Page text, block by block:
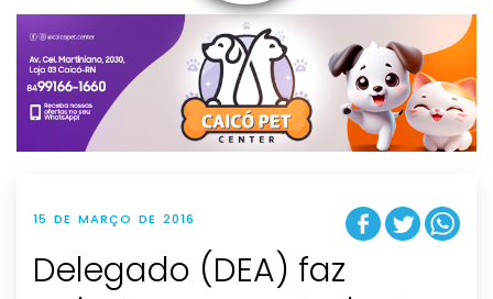
v
g
t
i
o
n
15 DE MARÇO DE 2016
Delegado (DEA) faz